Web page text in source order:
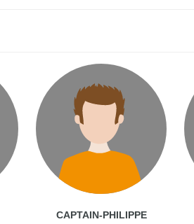
CAPTAIN-PHILIPPE